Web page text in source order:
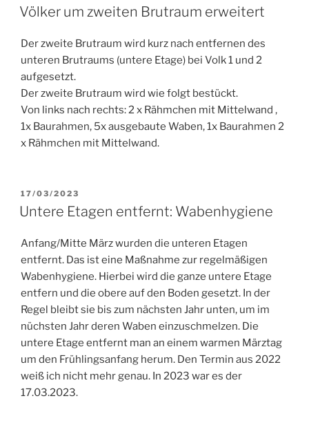
AM
Völker um zweiten Brutraum erweitert
Der zweite Brutraum wird kurz nach entfernen des
unteren Brutraums (untere Etage) bei Volk 1 und 2
aufgesetzt.
Der zweite Brutraum wird wie folgt bestückt.
Von links nach rechts: 2 x Rähmchen mit Mittelwand ,
1x Baurahmen, 5x ausgebaute Waben, 1x Baurahmen 2
x Rähmchen mit Mittelwand.
VERÖFFENTLICHT
AM
17/03/2023
Untere Etagen entfernt: Wabenhygiene
Anfang/Mitte März wurden die unteren Etagen
entfernt. Das ist eine Maßnahme zur regelmäßigen
Wabenhygiene. Hierbei wird die ganze untere Etage
entfern und die obere auf den Boden gesetzt. In der
Regel bleibt sie bis zum nächsten Jahr unten, um im
nüchsten Jahr deren Waben einzuschmelzen. Die
untere Etage entfernt man an einem warmen Märztag
um den Frühlingsanfang herum. Den Termin aus 2022
weiß ich nicht mehr genau. In 2023 war es der
17.03.2023.